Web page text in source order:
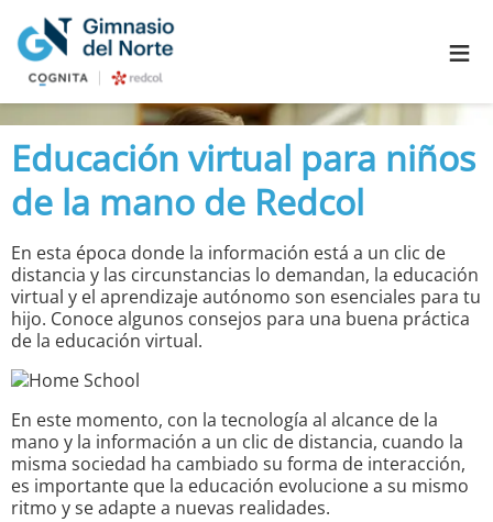
≡
Educación virtual para niños
de la mano de Redcol
En esta época donde la información está a un clic de
distancia y las circunstancias lo demandan, la educación
virtual y el aprendizaje autónomo son esenciales para tu
hijo. Conoce algunos consejos para una buena práctica
de la educación virtual.
En este momento, con la tecnología al alcance de la
mano y la información a un clic de distancia, cuando la
misma sociedad ha cambiado su forma de interacción,
es importante que la educación evolucione a su mismo
ritmo y se adapte a nuevas realidades.